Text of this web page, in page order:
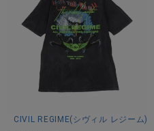
CIVIL REGIME(シヴィル レジーム